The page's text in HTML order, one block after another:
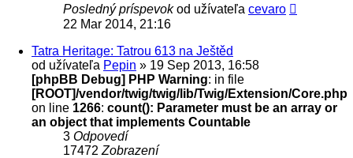
Posledný príspevokod užívateľa cevaro
22 Mar 2014, 21:16
Tatra Heritage: Tatrou 613 na Ještěd
od užívateľa Pepin » 19 Sep 2013, 16:58
[phpBB Debug] PHP Warning: in file
[ROOT]/vendor/twig/twig/lib/Twig/Extension/Core.php
on line 1266: count(): Parameter must be an array or
an object that implements Countable
3 Odpovedí
17472 Zobrazení